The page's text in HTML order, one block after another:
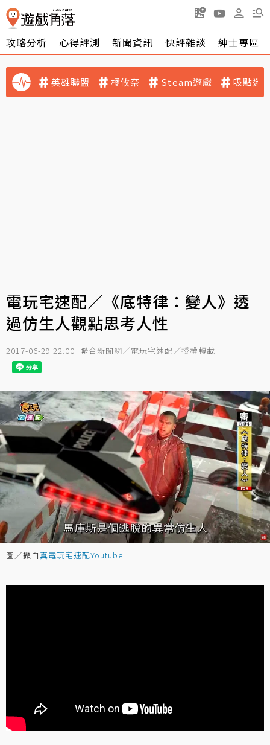
攻略分析 心得評測 新聞資訊 快評雜談 紳士專區
英雄聯盟 橘攸奈 Steam遊戲 吸點迷
電玩宅速配／《底特律：變人》透
過仿生人觀點思考人性
2017-06-29 22:00 聯合新聞網／電玩宅速配／授權轉載
圖／擷自真電玩宅速配Youtube